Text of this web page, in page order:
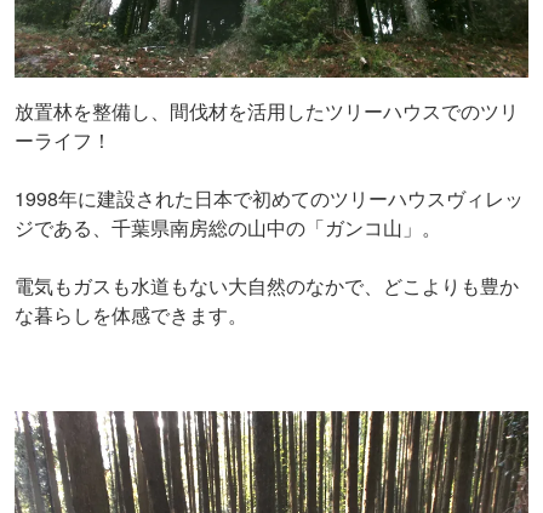
放置林を整備し、間伐材を活用したツリーハウスでのツリ
ーライフ！
1998年に建設された日本で初めてのツリーハウスヴィレッ
ジである、千葉県南房総の山中の「ガンコ山」。
電気もガスも水道もない大自然のなかで、どこよりも豊か
な暮らしを体感できます。